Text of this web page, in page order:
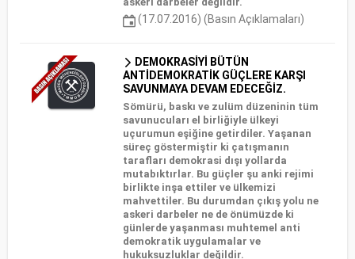
(17.07.2016) (Basın Açıklamaları)
DEMOKRASİYİ BÜTÜN
ANTİDEMOKRATİK GÜÇLERE KARŞI
SAVUNMAYA DEVAM EDECEĞİZ.
Sömürü, baskı ve zulüm düzeninin tüm
savunucuları el birliğiyle ülkeyi
uçurumun eşiğine getirdiler. Yaşanan
süreç göstermiştir ki çatışmanın
tarafları demokrasi dışı yollarda
mutabıktırlar. Bu güçler şu anki rejimi
birlikte inşa ettiler ve ülkemizi
mahvettiler. Bu durumdan çıkış yolu ne
askeri darbeler ne de önümüzde ki
günlerde yaşanması muhtemel anti
demokratik uygulamalar ve
hukuksuzluklar değildir.